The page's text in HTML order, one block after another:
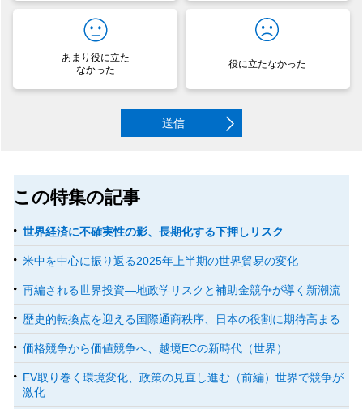
あまり役に立た
なかった
役に立たなかった
送信
この特集の記事
世界経済に不確実性の影、長期化する下押しリスク
米中を中心に振り返る2025年上半期の世界貿易の変化
再編される世界投資―地政学リスクと補助金競争が導く新潮流
歴史的転換点を迎える国際通商秩序、日本の役割に期待高まる
価格競争から価値競争へ、越境ECの新時代（世界）
EV取り巻く環境変化、政策の見直し進む（前編）世界で競争が
激化